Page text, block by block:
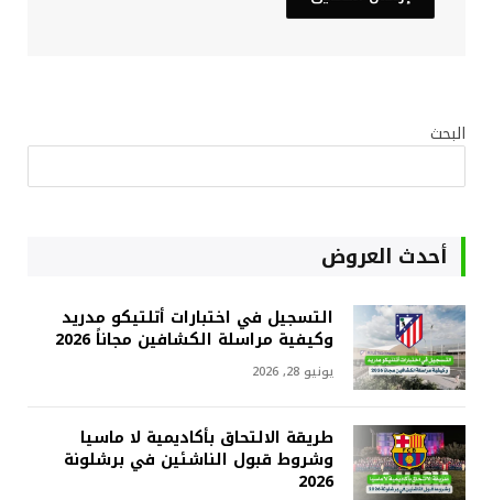
البحث
أحدث العروض
التسجيل في اختبارات أتلتيكو مدريد
وكيفية مراسلة الكشافين مجاناً 2026
يونيو 28, 2026
طريقة الالتحاق بأكاديمية لا ماسيا
وشروط قبول الناشئين في برشلونة
2026